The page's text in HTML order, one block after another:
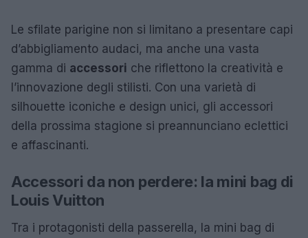
Le sfilate parigine non si limitano a presentare capi
d’abbigliamento audaci, ma anche una vasta
gamma di accessori che riflettono la creatività e
l’innovazione degli stilisti. Con una varietà di
silhouette iconiche e design unici, gli accessori
della prossima stagione si preannunciano eclettici
e affascinanti.
Accessori da non perdere: la mini bag di
Louis Vuitton
Tra i protagonisti della passerella, la mini bag di